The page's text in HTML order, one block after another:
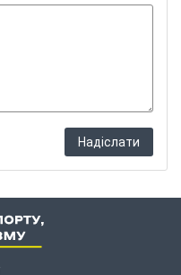
Надіслати